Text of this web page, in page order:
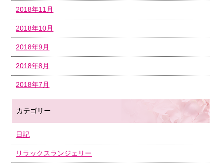
2018年11月
2018年10月
2018年9月
2018年8月
2018年7月
カテゴリー
日記
リラックスランジェリー